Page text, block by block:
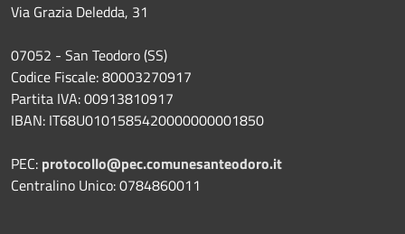
Via Grazia Deledda, 31
07052 - San Teodoro (SS)
Codice Fiscale: 80003270917
Partita IVA: 00913810917
IBAN: IT68U0101585420000000001850
PEC: protocollo@pec.comunesanteodoro.it
Centralino Unico: 0784860011